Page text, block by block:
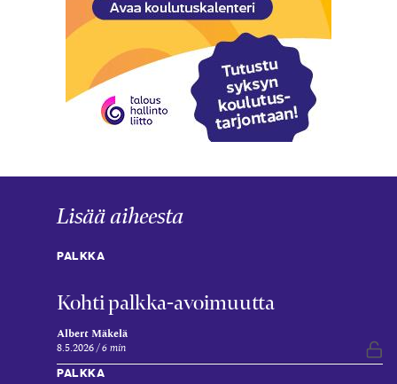
Lisää aiheesta
PALKKA
Kohti palkka-avoimuutta
Albert Mäkelä
8.5.2026 6 min
PALKKA